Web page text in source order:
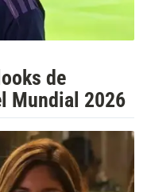
de
Mundial 2026